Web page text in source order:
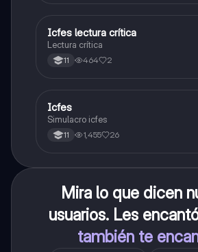
Lengua Castellana
Icfes lectura crítica
Lectura crítica
11 464 2
ICFES: Sociales y Ciudadanas
Icfes
Simulacro icfes
11 1,455 26
Mira lo que dicen
usuarios. Les
también te